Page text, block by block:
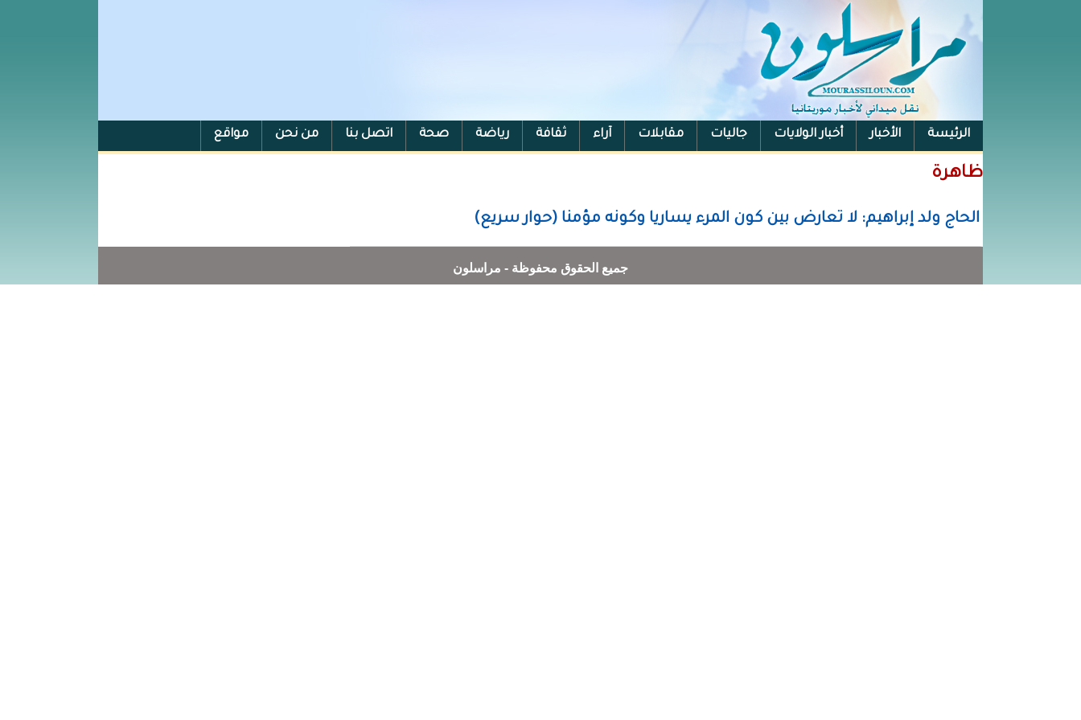
الرئيسة الأخبار أخبار الولايات جاليات مقابلات آراء ثقافة رياضة صحة اتصل بنا من نحن مواقع
ظاهرة
الحاج ولد إبراهيم: لا تعارض بين كون المرء يساريا وكونه مؤمنا (حوار سريع)
جميع الحقوق محفوظة - مراسلون